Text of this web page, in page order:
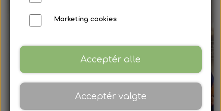
Frokostpakker
Kaffe & kagepakker
Aftenpakker
Marketing cookies
Acceptér alle
Acceptér valgte